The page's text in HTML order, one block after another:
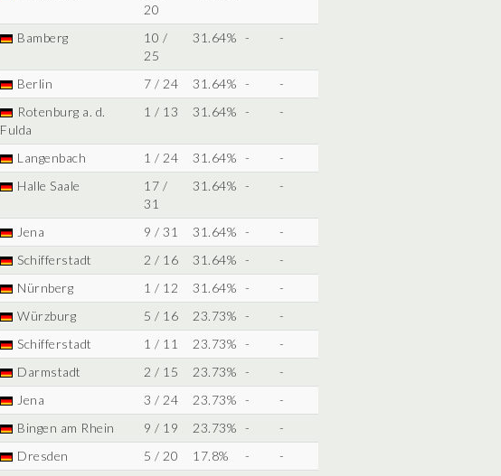
20
Bamberg
10 /
25
31.64% - -
Berlin 7 / 24 31.64% -
-
Rotenburg a. d.
Fulda
1 / 13 31.64% - -
Langenbach 1 / 24 31.64% -
-
Halle Saale
17 /
31
31.64% - -
Jena 9 / 31 31.64% -
-
Schifferstadt 2 / 16 31.64% -
-
Nürnberg 1 / 12 31.64% -
-
Würzburg 5 / 16 23.73% -
-
Schifferstadt 1 / 11 23.73% -
-
Darmstadt 2 / 15 23.73% -
-
Jena 3 / 24 23.73% -
-
Bingen am Rhein 9 / 19 23.73% -
-
Dresden 5 / 20 17.8% -
-